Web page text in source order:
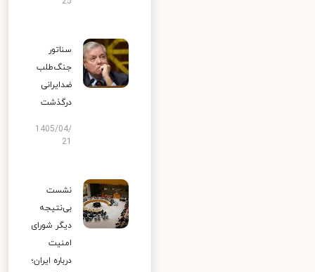
سناتور
جنگ‌طلب
ضدایرانی
درگذشت
1405/04/
نشست
بی‌نتیجه
دیگر شورای
امنیت
درباره ایران؛